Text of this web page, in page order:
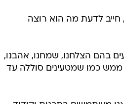
לדעת מה הוא רוצה
בהם הצלחנו, שמחנו, אהבנו,
ממש כמו שמטעינים סוללה עד